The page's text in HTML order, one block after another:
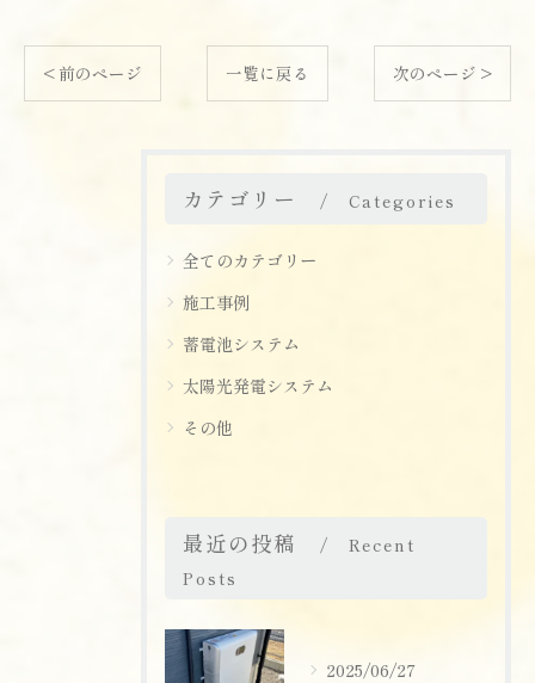
< 前のページ 一覧に戻る 次のページ >
カテゴリー Categories
全てのカテゴリー
施工事例
蓄電池システム
太陽光発電システム
その他
最近の投稿
Recent
Posts
2025/06/27